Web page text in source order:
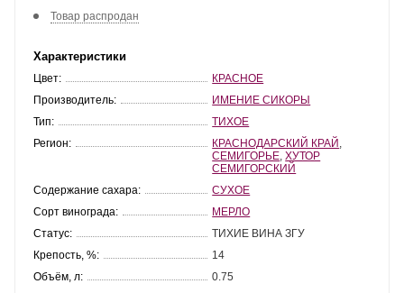
Товар распродан
Характеристики
Цвет:
КРАСНОЕ
Производитель:
ИМЕНИЕ СИКОРЫ
Тип:
ТИХОЕ
Регион:
КРАСНОДАРСКИЙ КРАЙ
СЕМИГОРЬЕ ,ХУТОР
СЕМИГОРСКИЙ
Содержание сахара:
СУХОЕ
Сорт винограда:
МЕРЛО
Статус:
ТИХИЕ ВИНА ЗГУ
Крепость, %:
14
Объём, л:
0.75